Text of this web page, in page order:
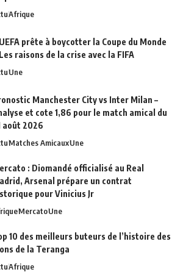
Afrique
prête à boycotter la Coupe du Monde
raisons de la crise avec la FIFA
Une
Manchester City vs Inter Milan –
et cote 1,86 pour le match amical du
août 2026
Matches AmicauxUne
: Diomandé officialisé au Real
Arsenal prépare un contrat
pour Vinicius Jr
MercatoUne
10 des meilleurs buteurs de l’histoire des
de la Teranga
Afrique